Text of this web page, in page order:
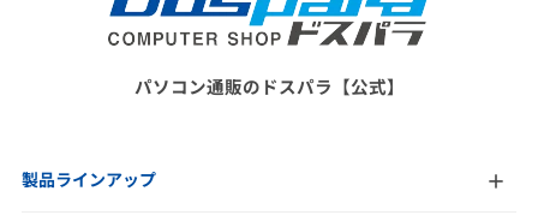
パソコン通販のドスパラ【公式】
製品ラインアップ